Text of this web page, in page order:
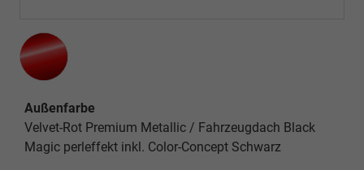
Außenfarbe
Velvet-Rot Premium Metallic / Fahrzeugdach Black
Magic perleffekt inkl. Color-Concept Schwarz